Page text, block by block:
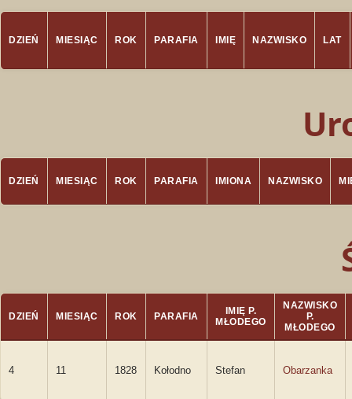
DZIEŃ MIESIĄC ROK PARAFIA IMIĘ NAZWISKO LAT
DZIEŃ MIESIĄC ROK PARAFIA IMIONA NAZWISKO
DZIEŃ MIESIĄC ROK PARAFIA
IMIĘ P.
MŁODEGO
NAZWISKO
P.
MŁODEGO
4 11 1828 Kołodno Stefan Obarzanka